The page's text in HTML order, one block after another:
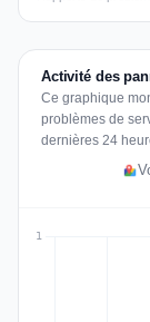
Activité des
Ce graphique
problèmes de
dernières 24